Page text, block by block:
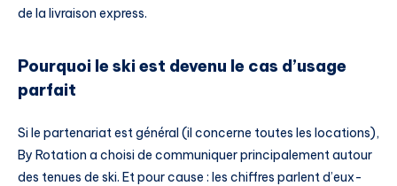
de la livraison express.
Pourquoi le ski est devenu le cas d’usage
parfait
Si le partenariat est général (il concerne toutes les locations),
By Rotation a choisi de communiquer principalement autour
des tenues de ski. Et pour cause : les chiffres parlent d’eux-